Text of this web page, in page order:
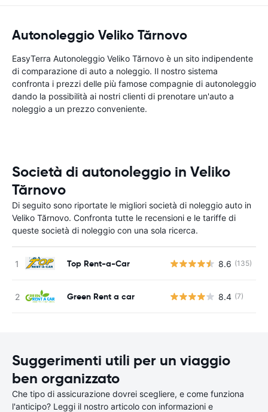
Autonoleggio Veliko Tărnovo
EasyTerra Autonoleggio Veliko Tărnovo è un sito indipendente
di comparazione di auto a noleggio. Il nostro sistema
confronta i prezzi delle più famose compagnie di autonoleggio
dando la possibilità ai nostri clienti di prenotare un'auto a
noleggio a un prezzo conveniente.
Società di autonoleggio in Veliko
Tărnovo
Di seguito sono riportate le migliori società di noleggio auto in
Veliko Tărnovo. Confronta tutte le recensioni e le tariffe di
queste società di noleggio con una sola ricerca.
Top Rent-a-Car 8.6 (135)
Green Rent a car 8.4 (7)
Suggerimenti utili per un viaggio
ben organizzato
Che tipo di assicurazione dovrei scegliere, e come funziona
l'anticipo? Leggi il nostro articolo con informazioni e